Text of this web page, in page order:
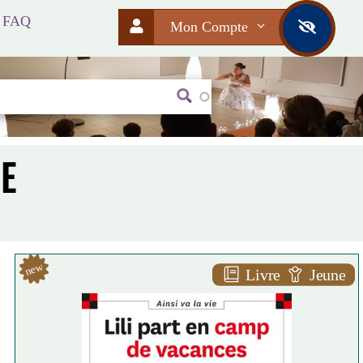
FAQ Mon Compte
Livre Jeune
new
L
ili part en camp de vacances [80]
A
Dominique de SAINT-MARS